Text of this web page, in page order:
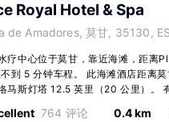
Royal Hotel & Spa
de Amadores, 莫甘, 35130, ES
疗中心位于莫甘，靠近海滩，距离
到 5 分钟车程。 此海滩酒店距离
马斯灯塔 12.5 英里（20 公里）。
764 评论 0.4 km